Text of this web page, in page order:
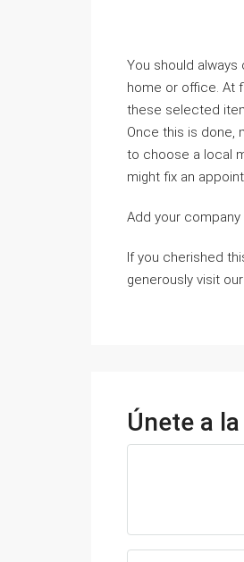
You should
home or office. At
these selected
Once this is done,
to choose a local
might fix an
Add your
If you cherished
generously visit
Únete a